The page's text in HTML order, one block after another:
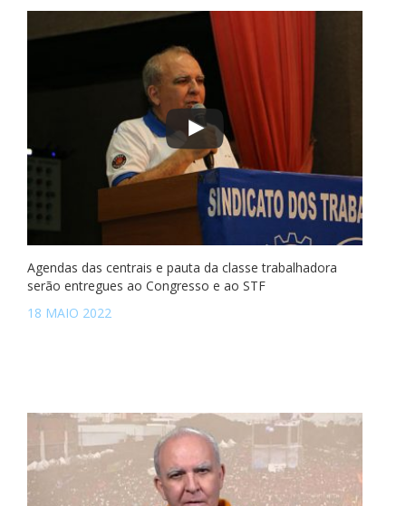
Agendas das centrais e pauta da classe trabalhadora
serão entregues ao Congresso e ao STF
18 MAIO 2022